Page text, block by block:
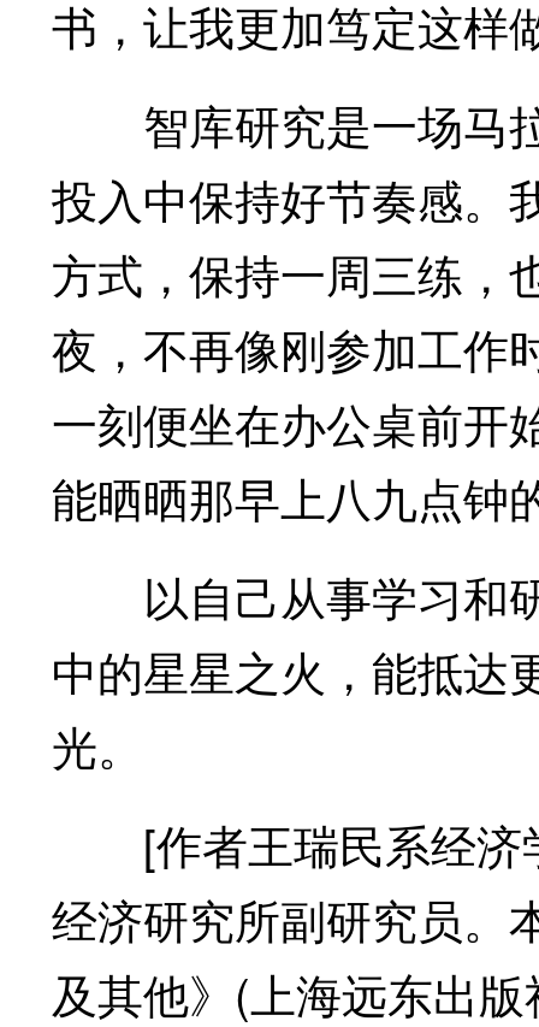
书，让我更加笃定这样
智库研究是一场马
投入中保持好节奏感。
方式，保持一周三练，
夜，不再像刚参加工作
一刻便坐在办公桌前开
能晒晒那早上八九点钟
以自己从事学习和
中的星星之火，能抵达
光。
[作者王瑞民系经济
经济研究所副研究员。
及其他》(上海远东出